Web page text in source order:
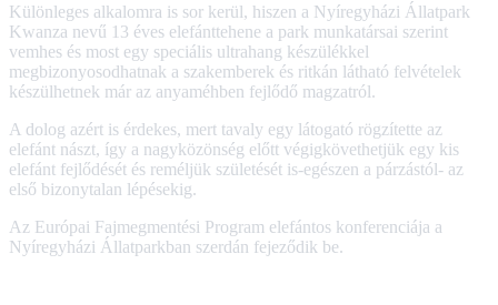
Különleges alkalomra is sor kerül, hiszen a Nyíregyházi Állatpark
Kwanza nevű 13 éves elefánttehene a park munkatársai szerint
vemhes és most egy speciális ultrahang készülékkel
megbizonyosodhatnak a szakemberek és ritkán látható felvételek
készülhetnek már az anyaméhben fejlődő magzatról.
A dolog azért is érdekes, mert tavaly egy látogató rögzítette az
elefánt nászt, így a nagyközönség előtt végigkövethetjük egy kis
elefánt fejlődését és reméljük születését is-egészen a párzástól- az
első bizonytalan lépésekig.
Az Európai Fajmegmentési Program elefántos konferenciája a
Nyíregyházi Állatparkban szerdán fejeződik be.